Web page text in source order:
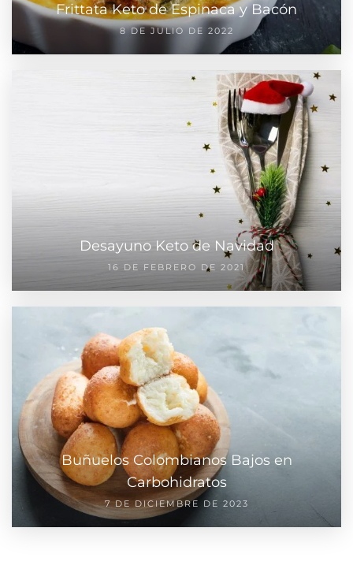
Frittata Keto de Espinaca y Bacón
8 DE JULIO DE 2022
Desayuno Keto de Navidad
16 DE FEBRERO DE 2021
Buñuelos Colombianos Bajos en
Carbohidratos
7 DE DICIEMBRE DE 2023